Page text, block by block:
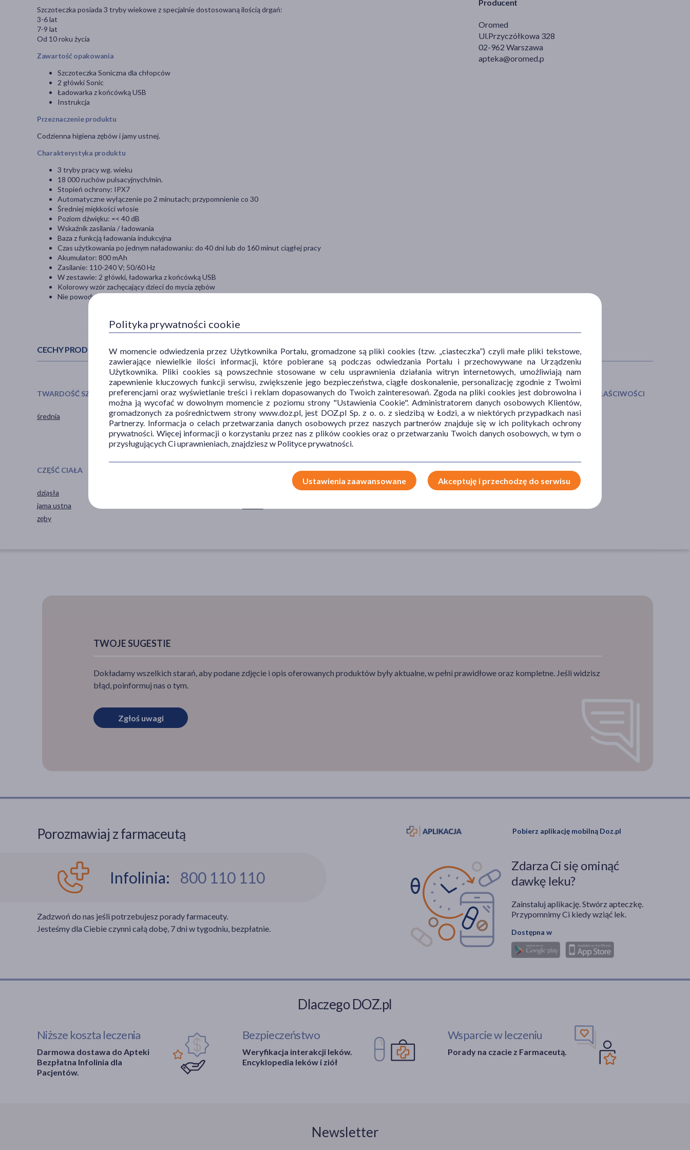
Producent
Oromed
Ul.Przyczółkowa 328
02-962 Warszawa
apteka@oromed.p
Szczoteczka posiada 3 tryby wiekowe z specjalnie dostosowaną ilością drgań:
3-6 lat
7-9 lat
Od 10 roku życia
Zawartość opakowania
Szczoteczka Soniczna dla chłopców
2 główki Sonic
Ładowarka z końcówką USB
Instrukcja
Przeznaczenie produktu
Codzienna higiena zębów i jamy ustnej.
Charakterystyka produktu
3 tryby pracy wg. wieku
18 000 ruchów pulsacyjnych/min.
Stopień ochrony: IPX7
Automatyczne wyłączenie po 2 minutach; przypomnienie co 30
Średniej miękkości włosie
Poziom dźwięku: =< 40 dB
Wskaźnik zasilania / ładowania
Baza z funkcją ładowania indukcyjna
Czas użytkowania po jednym naładowaniu: do 40 dni lub do 160 minut ciągłej pracy
Akumulator: 800 mAh
Zasilanie: 110-240 V; 50/60 Hz
W zestawie: 2 główki, ładowarka z końcówką USB
Kolorowy wzór zachęcający dzieci do mycia zębów
Nie powoduje recesji dziąseł oraz nadmiernego wycierania szkliwa
CECHY PRODUKTU
TWARDOŚĆ SZCZOTECZKI
średnia
RODZAJ SZCZOTECZKI
soniczna
PŁEĆ
Mężczyzna
WIEK
dla dzieci
TYP PRODUKTU
Akcesoria
Środki higieniczne
DZIAŁANIE/WŁAŚCIWOŚCI
czyszczące
myjące
CZĘŚĆ CIAŁA
dziąsła
jama ustna
zęby
PORA STOSOWANIA SPOSÓB APLIKACJI
w jamie ustnej
AKCESORIA
szczoteczka
TWOJE SUGESTIE
Dokładamy wszelkich starań, aby podane zdjęcie i opis oferowanych produktów były aktualne, w pełni prawidłowe oraz kompletne. Jeśli widzisz
błąd, poinformuj nas o tym.
Zgłoś uwagi
Porozmawiaj z farmaceutą
Infolinia: 800 110 110
Zadzwoń do nas jeśli potrzebujesz porady farmaceuty.
Jesteśmy dla Ciebie czynni całą dobę, 7 dni w tygodniu, bezpłatnie.
Pobierz aplikację mobilną Doz.pl
Zdarza Ci się ominąć
dawkę leku?
Zainstaluj aplikację. Stwórz apteczkę.
Przypomnimy Ci kiedy wziąć lek.
Dostępna w
Dlaczego DOZ.pl
Niższe koszta leczenia
Darmowa dostawa do Apteki
Bezpłatna Infolinia dla
Pacjentów.
Bezpieczeństwo
Weryfikacja interakcji leków.
Encyklopedia leków i ziół
Wsparcie w leczeniu
Porady na czacie z Farmaceutą.
Newsletter
Polityka prywatności cookie
W momencie odwiedzenia przez Użytkownika Portalu, gromadzone są pliki cookies (tzw. „ciasteczka”) czyli małe pliki tekstowe,
zawierające niewielkie ilości informacji, które pobierane są podczas odwiedzania Portalu i przechowywane na Urządzeniu
Użytkownika. Pliki cookies są powszechnie stosowane w celu usprawnienia działania witryn internetowych, umożliwiają nam
zapewnienie kluczowych funkcji serwisu, zwiększenie jego bezpieczeństwa, ciągłe doskonalenie, personalizację zgodnie z Twoimi
preferencjami oraz wyświetlanie treści i reklam dopasowanych do Twoich zainteresowań. Zgoda na pliki cookies jest dobrowolna i
można ją wycofać w dowolnym momencie z poziomu strony "Ustawienia Cookie". Administratorem danych osobowych Klientów,
gromadzonych za pośrednictwem strony www.doz.pl, jest DOZ.pl Sp. z o. o. z siedzibą w Łodzi, a w niektórych przypadkach nasi
Partnerzy. Informacja o celach przetwarzania danych osobowych przez naszych partnerów znajduje się w ich politykach ochrony
prywatności. Więcej informacji o korzystaniu przez nas z plików cookies oraz o przetwarzaniu Twoich danych osobowych, w tym o
przysługujących Ci uprawnieniach, znajdziesz w Polityce prywatności.
Ustawienia zaawansowane Akceptuję i przechodzę do serwisu